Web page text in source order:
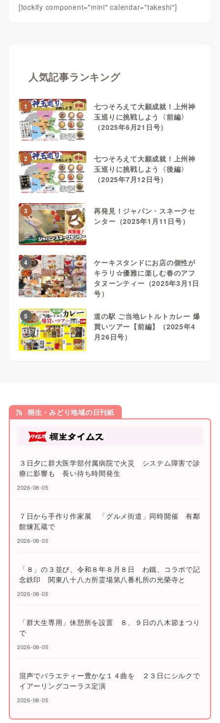
[tockify component="mini" calendar="takeshi"]
人気記事ランキング
1
七つそろえて大願成就！上州神
玉巡りに挑戦しよう〈前編〉
（2025年6月21日号）
2
七つそろえて大願成就！上州神
玉巡りに挑戦しよう〈後編〉
（2025年7月12日号）
3
再発見！ジャパン・スネークセ
ンター（2025年1月11日号）
4
ケーキスタンドにお店の個性が
キラリ☆優雅に楽しむ春のアフ
タヌーンティー（2025年3月1日
号）
5
道の駅 ご当地レトルトカレー 爆
買いツアー【前編】（2025年4
月26日号）
桐生・みどり地域の日刊紙
３日夕に群大医学部付属病院で火災 システム障害で診
療に影響も 長い待ち時間発生
2026-08-05
７日から手作り作家展 「グルメ街道」同時開催 有鄰
館煉瓦蔵で
2026-08-05
「８」の３並び、令和８年８月８日 わ鐵、コラボで記
念鉄印 関東八十八カ所霊場第八番札所の光榮寺と
2026-08-05
「群大生専用」休憩所を設置 ８、９日の八木節まつり
で
2026-08-05
混声でバラエティー豊かな１４曲を ２３日にシルクで
イアーリングコーラス定演
2026-08-05